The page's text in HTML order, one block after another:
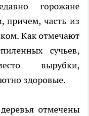
горожане
причем, часть из
Как отмечают
сучьев,
вырубки,
здоровые.
отмечены